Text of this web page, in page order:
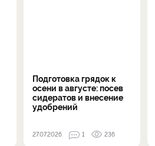
Подготовка грядок к
осени в августе: посев
сидератов и внесение
удобрений
27.07.2026 1 236